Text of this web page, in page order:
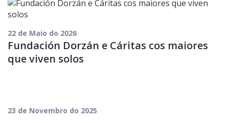
22 de Maio do 2026
Fundación Dorzán e Cáritas cos maiores
que viven solos
23 de Novembro do 2025